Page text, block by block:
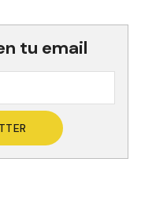
tu email